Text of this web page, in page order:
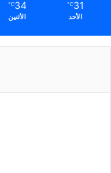
31
℃
الأحد
34
℃
الأثنين